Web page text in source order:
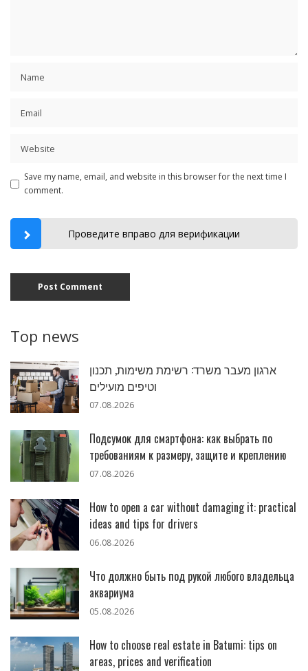
Save my name, email, and website in this browser for the next time I
comment.
Проведите вправо для верификации
Top news
ארגון מעבר משרד: רשימת משימות, תכנון
וטיפים מועילים
07.08.2026
Подсумок для смартфона: как выбрать по
требованиям к размеру, защите и креплению
07.08.2026
How to open a car without damaging it: practical
ideas and tips for drivers
06.08.2026
Что должно быть под рукой любого владельца
аквариума
05.08.2026
How to choose real estate in Batumi: tips on
areas, prices and verification